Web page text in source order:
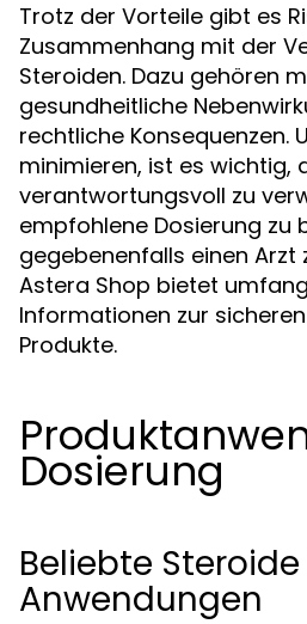
Trotz der Vorteile gibt es
Zusammenhang mit der
Steroiden. Dazu gehören
gesundheitliche
rechtliche Konsequenzen.
minimieren, ist es wichtig,
verantwortungsvoll zu
empfohlene Dosierung zu
gegebenenfalls einen Arzt
Astera Shop bietet
Informationen zur
Produkte.
Dosierung
Beliebte
Anwendungen